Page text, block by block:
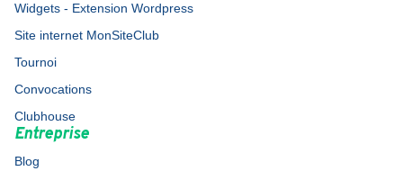
Widgets - Extension Wordpress
Site internet MonSiteClub
Tournoi
Convocations
Clubhouse
Entreprise
Blog